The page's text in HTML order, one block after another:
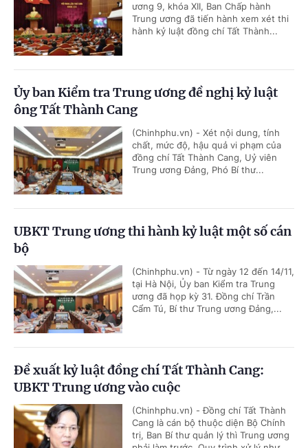
ương 9, khóa XII, Ban Chấp hành
Trung ương đã tiến hành xem xét thi
hành kỷ luật đồng chí Tất Thành...
Ủy ban Kiểm tra Trung ương đề nghị kỷ luật
ông Tất Thành Cang
(Chinhphu.vn) - Xét nội dung, tính
chất, mức độ, hậu quả vi phạm của
đồng chí Tất Thành Cang, Uỷ viên
Trung ương Đảng, Phó Bí thư...
UBKT Trung ương thi hành kỷ luật một số cán
bộ
(Chinhphu.vn) - Từ ngày 12 đến 14/11,
tại Hà Nội, Ủy ban Kiểm tra Trung
ương đã họp kỳ 31. Đồng chí Trần
Cẩm Tú, Bí thư Trung ương Đảng,...
Đề xuất kỷ luật đồng chí Tất Thành Cang:
UBKT Trung ương vào cuộc
(Chinhphu.vn) - Đồng chí Tất Thành
Cang là cán bộ thuộc diện Bộ Chính
trị, Ban Bí thư quản lý thì Trung ương